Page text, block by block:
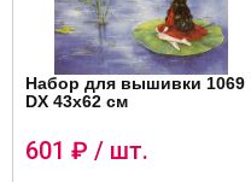
Набор для вышивки 1069
DX 43х62 см
601 ₽ / шт.